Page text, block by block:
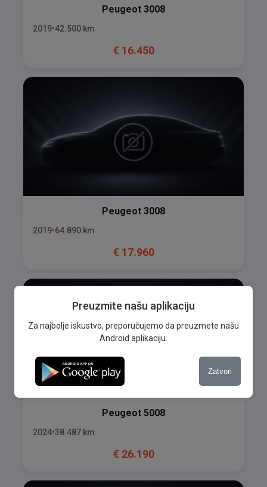
Peugeot 3008
2019 42.500 km
€ 16.450
Peugeot 3008
2019 64.890 km
€ 17.960
Peugeot 5008
2024 38.487 km
€ 26.190
Preuzmite našu aplikaciju
Za najbolje iskustvo, preporučujemo da preuzmete našu
Android aplikaciju.
Zatvori